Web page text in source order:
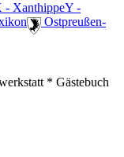
- XanthippeY -
️ Ostpreußen-
* Gästebuch